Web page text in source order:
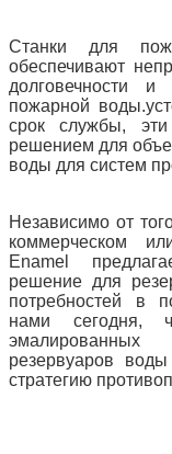
Станки для
обеспечивают
долговечности и
пожарной
срок службы,
решением для
воды для систем
Независимо от
коммерческом
Enamel
решение для
потребностей в
нами сегодня,
резервуаров
стратегию